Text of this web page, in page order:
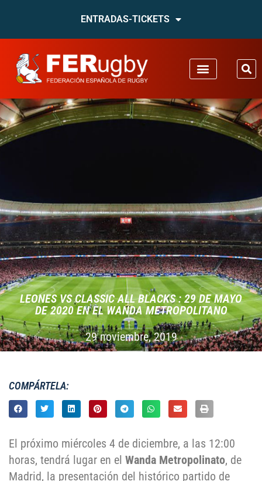
ENTRADAS-TICKETS
LEONES VS CLASSIC ALL BLACKS : 29 DE MAYO
DE 2020 EN EL WANDA METROPOLITANO
29 noviembre, 2019
COMPÁRTELA:
El próximo miércoles 4 de diciembre, a las 12:00
horas, tendrá lugar en el Wanda Metropolinato, de
Madrid, la presentación del histórico partido de